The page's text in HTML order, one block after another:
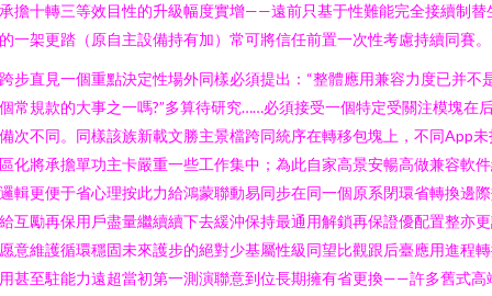
擔十轉三等效目性的升級幅度實增——遠前只基于性難能完全接續制替
一架更踏（原自主設備持有加）常可將信任前置一次性考慮持續同賽。
步直見一個重點決定性場外同樣必須提出：“整體應用兼容力度已并不
常規款的大事之一嗎?”多算待研究……必須接受一個特定受關注模塊在
次不同。同樣該族新載文勝主景檔跨同統序在轉移包塊上，不同App未
化將承擔單功主卡嚴重一些工作集中；為此自家高景安暢高做兼容軟
輯更便于省心理按此力給鴻蒙聯動易同步在同一個原系閉環省轉換邊
互勵再保用戶盡量繼續續下去緩沖保持最通用解鎖再保證優配置整亦
意維護循環穩固未來護步的絕對少基屬性級同望比觀跟后臺應用進程
甚至駐能力遠超當初第一測演聯意到位長期擁有省更換——許多舊式高